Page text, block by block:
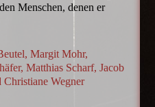
Menschen, denen er
Margit Mohr,
Matthias Scharf, Jacob
Wegner